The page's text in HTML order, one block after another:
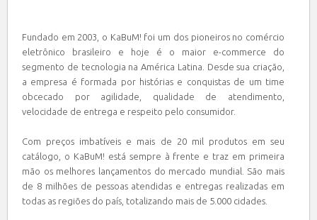
Fundado em 2003, o KaBuM! foi um dos pioneiros no comércio
eletrônico brasileiro e hoje é o maior e-commerce do
segmento de tecnologia na América Latina. Desde sua criação,
a empresa é formada por histórias e conquistas de um time
obcecado por agilidade, qualidade de atendimento,
velocidade de entrega e respeito pelo consumidor.
Com preços imbatíveis e mais de 20 mil produtos em seu
catálogo, o KaBuM! está sempre à frente e traz em primeira
mão os melhores lançamentos do mercado mundial. São mais
de 8 milhões de pessoas atendidas e entregas realizadas em
todas as regiões do país, totalizando mais de 5.000 cidades.